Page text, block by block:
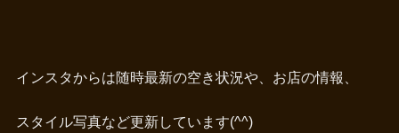
インスタからは随時最新の空き状況や、お店の情報、
スタイル写真など更新しています(^^)